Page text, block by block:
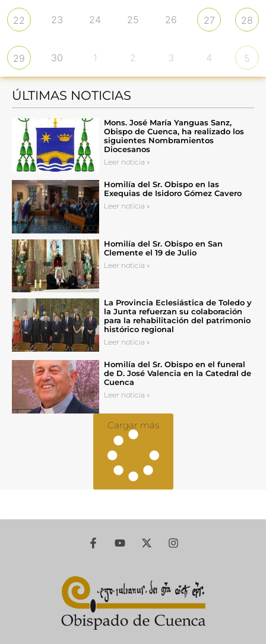
22 23 24 25 26 27 28
29 30 1 2 3 4 5
ÚLTIMAS NOTICIAS
Mons. José María Yanguas Sanz,
Obispo de Cuenca, ha realizado los
siguientes Nombramientos
Diocesanos
Leer noticia »
Homilía del Sr. Obispo en las
Exequias de Isidoro Gómez Cavero
Leer noticia »
Homilía del Sr. Obispo en San
Clemente el 19 de Julio
Leer noticia »
La Provincia Eclesiástica de Toledo y
la Junta refuerzan su colaboración
para la rehabilitación del patrimonio
histórico regional
Leer noticia »
Homilía del Sr. Obispo en el funeral
de D. José Valencia en la Catedral de
Cuenca
Leer noticia »
Cargar más